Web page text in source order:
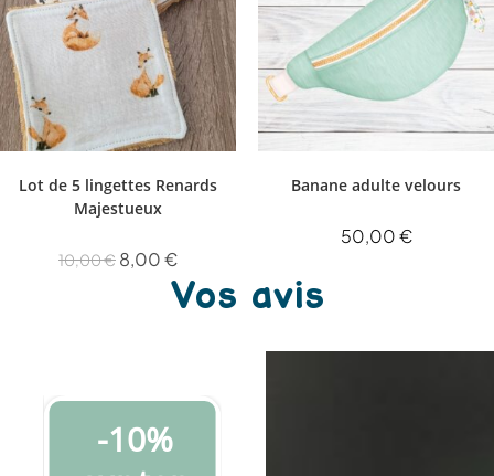
Lot de 5 lingettes Renards
Majestueux
10,00€8,00€
Banane adulte velours
50,00€
Vos avis